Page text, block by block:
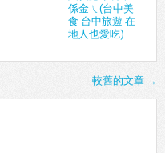
係金ㄟ(台中美
食 台中旅遊 在
地人也愛吃)
較舊的文章 →